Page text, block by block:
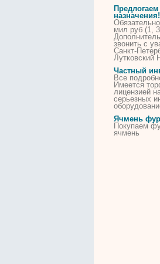
мил руб (1,
звонить с
Санкт-
Лутковский
Частный
Все
Имеется
лицензией
серьезных
Ячмень
Покупаем
ячмень